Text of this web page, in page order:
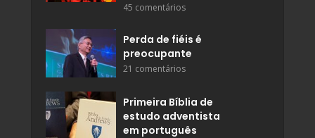
45 comentários
Perda de fiéis é
preocupante
21 comentários
Primeira Bíblia de
estudo adventista
em português